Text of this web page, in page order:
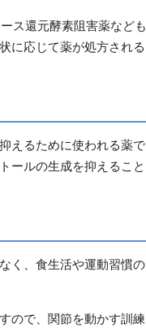
ス還元酵素阻害薬なども
に応じて薬が処方される
えるために使われる薬で
ールの生成を抑えること
く、食生活や運動習慣の
ので、関節を動かす訓練